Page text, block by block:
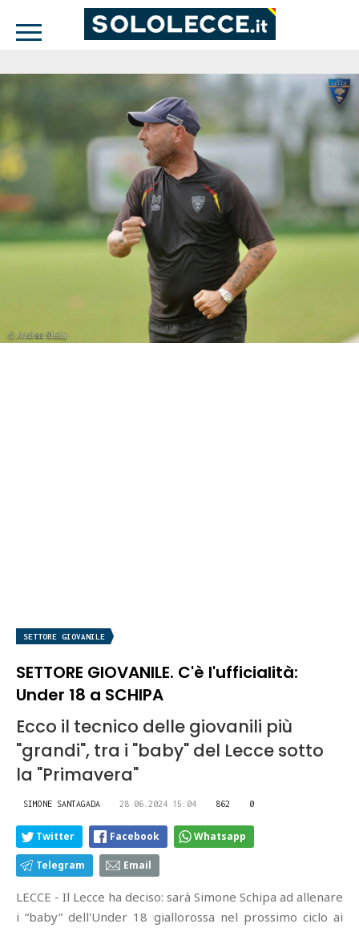
SETTORE GIOVANILE
SETTORE GIOVANILE. C'è l'ufficialità:
Under 18 a SCHIPA
Ecco il tecnico delle giovanili più
"grandi", tra i "baby" del Lecce sotto
la "Primavera"
SIMONE SANTAGADA 28.06.2024 15:04 862 0
Twitter Facebook Whatsapp
Telegram Email
LECCE - Il Lecce ha deciso: sarà Simone Schipa ad allenare
i “baby” dell'Under 18 giallorossa nel prossimo ciclo ai